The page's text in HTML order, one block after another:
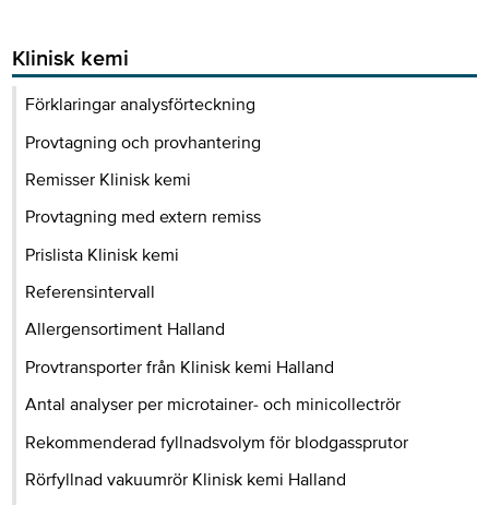
Klinisk kemi
Förklaringar analysförteckning
Provtagning och provhantering
Remisser Klinisk kemi
Provtagning med extern remiss
Prislista Klinisk kemi
Referensintervall
Allergensortiment Halland
Provtransporter från Klinisk kemi Halland
Antal analyser per microtainer- och minicollectrör
Rekommenderad fyllnadsvolym för blodgassprutor
Rörfyllnad vakuumrör Klinisk kemi Halland